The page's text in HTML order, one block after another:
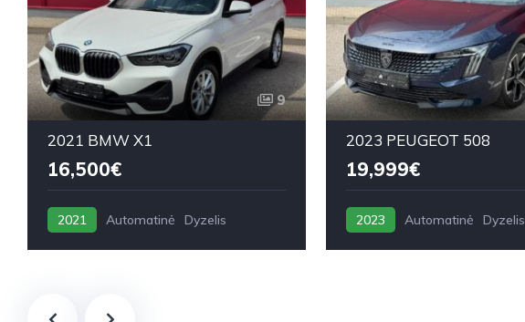
9
2021 BMW X1
16,500€
2021 Automatinė Dyzelis
2023 PEUGEOT 508
19,999€
2023 Automatinė Dyzelis